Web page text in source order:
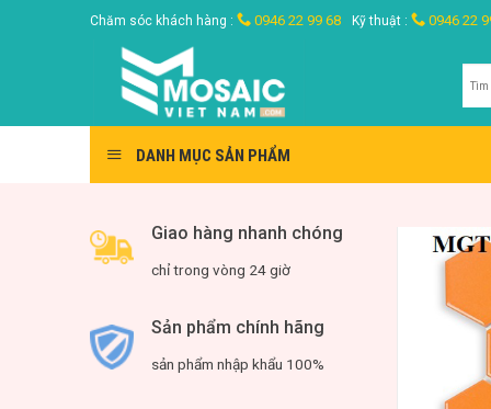
Chăm sóc khách hàng : 0946 22 99 68 Kỹ thuật : 0946 22
DANH MỤC SẢN PHẨM
Giao hàng nhanh chóng
chỉ trong vòng 24 giờ
Sản phẩm chính hãng
sản phẩm nhập khẩu 100%